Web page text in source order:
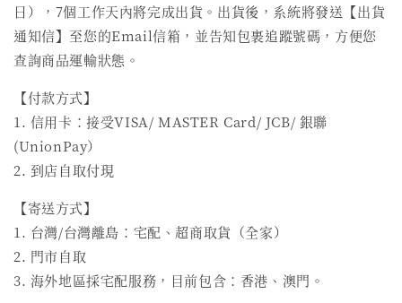
日），7個工作天內將完成出貨。出貨後，系統將發送【出貨
通知信】至您的Email信箱，並告知包裹追蹤號碼，方便您
查詢商品運輸狀態。
【付款方式】
1. 信用卡：接受VISA/ MASTER Card/ JCB/ 銀聯
(UnionPay）
2. 到店自取付現
【寄送方式】
1. 台灣/台灣離島：宅配、超商取貨（全家）
2. 門市自取
3. 海外地區採宅配服務，目前包含：香港、澳門。